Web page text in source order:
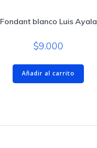
Fondant blanco Luis Ayala
$9.000
Añadir al carrito